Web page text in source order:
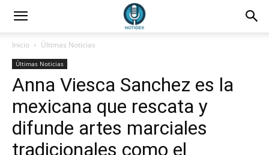
Inicio Últimas Noticias
Últimas Noticias
Anna Viesca Sanchez es la
mexicana que rescata y
difunde artes marciales
tradicionales como el